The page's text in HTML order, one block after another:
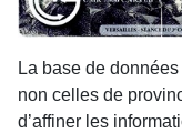
La base de
non celles de
d’affiner les